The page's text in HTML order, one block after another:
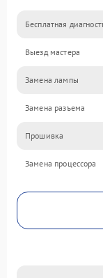
Бесплатная
Выезд мастера
Замена лампы
Замена разъема
Прошивка
Замена процессора